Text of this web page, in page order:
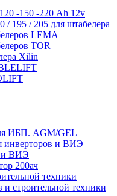
-150 -220 Ah 12v
195 / 205 для штабелера
LEMA
TOR
Xilin
ИБП. AGM/GEL
инверторов и ВИЭ
и ВИЭ
200ач
техники
и строительной техники